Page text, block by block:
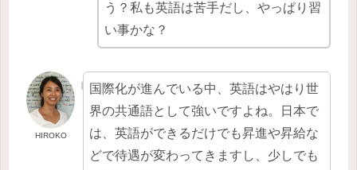
う？私も英語は苦手だし、やっぱり習
い事かな？
HIROKO
国際化が進んでいる中、英語はやはり世
界の共通語として強いですよね。日本で
は、英語ができるだけでも昇進や昇給な
どで待遇が変わってきますし、少しでも